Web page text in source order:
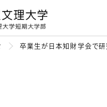
理大学
ド：
卒業生が日本知財学会で研